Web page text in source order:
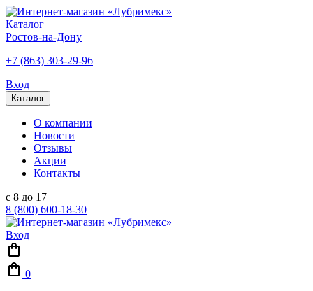
Каталог
Ростов-на-Дону
+7 (863) 303-29-96
Вход
Каталог
О компании
Новости
Отзывы
Акции
Контакты
с 8 до 17
8 (800) 600-18-30
Вход
0